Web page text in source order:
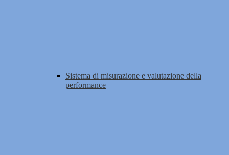
Sistema di misurazione e valutazione della
performance